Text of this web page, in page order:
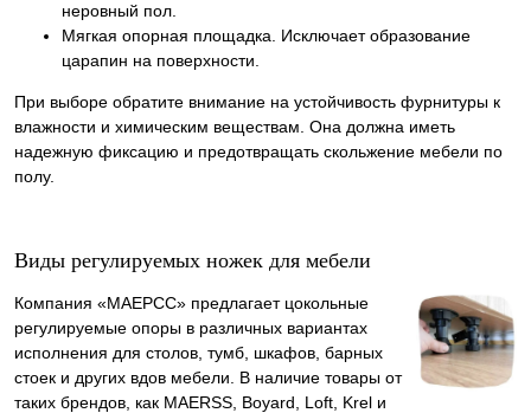
неровный пол.
Мягкая опорная площадка. Исключает образование
царапин на поверхности.
При выборе обратите внимание на устойчивость фурнитуры к
влажности и химическим веществам. Она должна иметь
надежную фиксацию и предотвращать скольжение мебели по
полу.
Виды регулируемых ножек для мебели
Компания «МАЕРСС» предлагает цокольные
регулируемые опоры в различных вариантах
исполнения для столов, тумб, шкафов, барных
стоек и других вдов мебели. В наличие товары от
таких брендов, как MAERSS, Boyard, Loft, Krel и